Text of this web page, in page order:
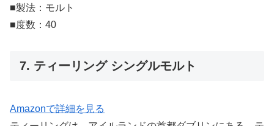
■製法：モルト
■度数：40
7. ティーリング シングルモルト
Amazonで詳細を見る